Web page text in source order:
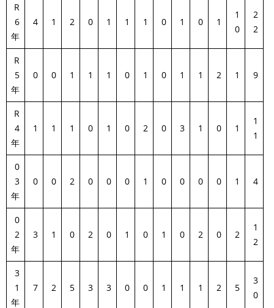
R
6
年
4 1 2 0 1 1 1 0 1 0 1
1
0
2
2
R
5
年
0 0 1 1 1 0 1 0 1 1 2 1 9
R
4
年
1 1 1 0 1 0 2 0 3 1 0 1
1
1
0
3
年
0 0 2 0 0 0 1 0 0 0 0 1 4
0
2
年
3 1 0 2 0 1 0 1 0 2 0 2
1
2
3
1
年
7 2 5 3 3 0 0 1 1 1 2 5
3
0